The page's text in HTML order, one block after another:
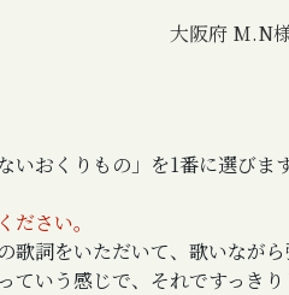
大阪府 M.N
おくりもの」を1番に選びます
さい。
詞をいただいて、歌いなが
ていう感じで、それですっき